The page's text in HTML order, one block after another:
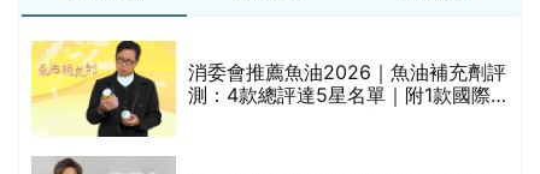
消委會推薦魚油2026｜魚油補充劑評
測：4款總評達5星名單｜附1款國際